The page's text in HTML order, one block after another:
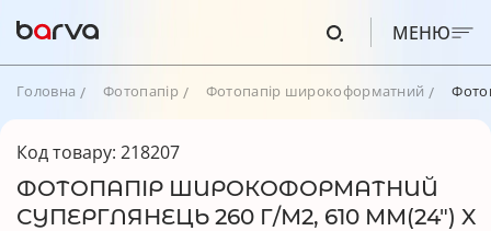
МЕНЮ
Головна Фотопапір Фотопапір широкоформатний
Код товару: 218207
ФОТОПАПІР ШИРОКОФОРМАТНИЙ
СУПЕРГЛЯНЕЦЬ 260 Г/М2, 610 ММ(24") X